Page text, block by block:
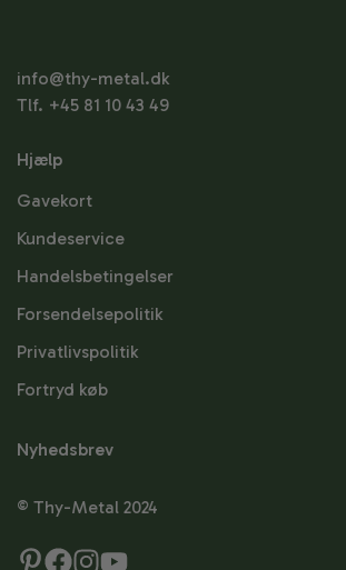
info@thy-metal.dk
Tlf. +45 81 10 43 49
Hjælp
Gavekort
Kundeservice
Handelsbetingelser
Forsendelsepolitik
Privatlivspolitik
Fortryd køb
Nyhedsbrev
Skriv dig op til
© Thy-Metal 2024